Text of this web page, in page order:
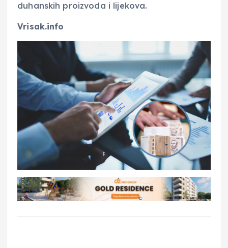
duhanskih proizvoda i lijekova.
Vrisak.info